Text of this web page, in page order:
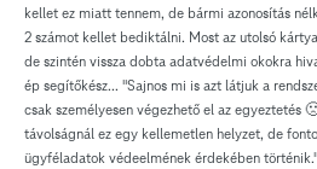
kellet ez miatt tennem, de bármi azonosítás
2 számot kellet bediktálni. Most az utolsó
de szintén vissza dobta adatvédelmi okokra
ép segítőkész... "Sajnos mi is azt látjuk a
csak személyesen végezhető el az egyeztetés
távolságnál ez egy kellemetlen helyzet, de
ügyféladatok védeelmének érdekében